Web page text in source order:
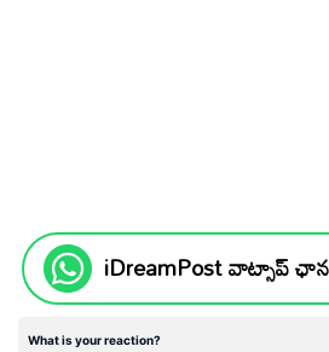
iDreamPost వాట్సాప్